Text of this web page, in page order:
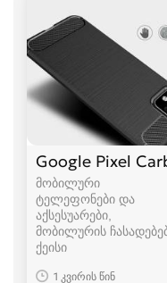
Google Pixel
მობილური
ტელეფონები და
აქსესუარები,
მობილურის
ქეისი
1 კვირის წინ